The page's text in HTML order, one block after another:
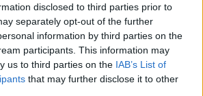
disclosed to third parties prior to
separately opt-out of the further
information by third parties on the
participants. This information may
us to third parties on the IAB’s List of
that may further disclose it to other